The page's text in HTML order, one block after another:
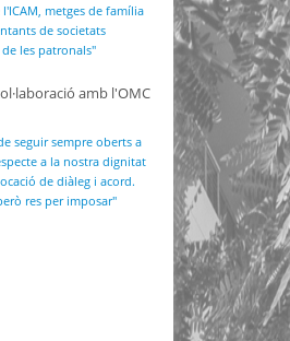
metges de família
de societats
les patronals"
amb l'OMC
seguir sempre oberts a
a la nostra dignitat
de diàleg i acord.
res per imposar"